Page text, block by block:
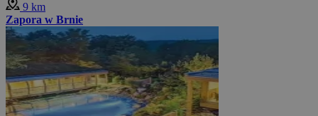
9 km
Zapora w Brnie